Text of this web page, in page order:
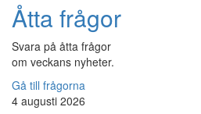
Åtta frågor
Svara på åtta frågor
om veckans nyheter.
Gå till frågorna
4 augusti 2026